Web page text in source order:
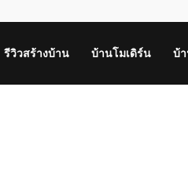
รีวิวสร้างบ้าน บ้านโมเดิร์น บ้